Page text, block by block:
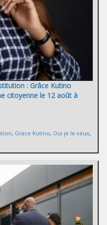
: Grâce Kutino
citoyenne le 12 août à
, Grace Kutino, Oui je le veux,